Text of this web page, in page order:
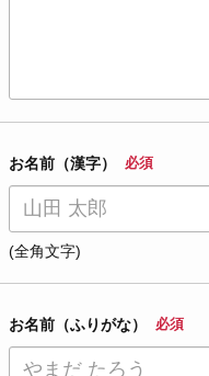
お名前（漢字） 必須
(全角文字)
お名前（ふりがな） 必須